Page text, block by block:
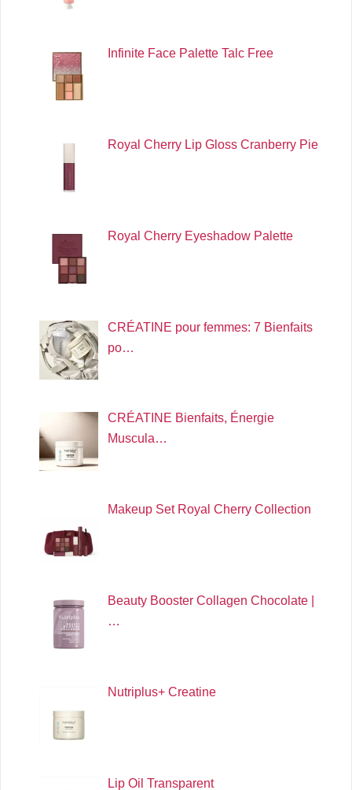
Infinite Face Palette Talc Free
Royal Cherry Lip Gloss Cranberry Pie
Royal Cherry Eyeshadow Palette
CRÉATINE pour femmes: 7 Bienfaits
po…
CRÉATINE Bienfaits, Énergie
Muscula…
Makeup Set Royal Cherry Collection
Beauty Booster Collagen Chocolate |
…
Nutriplus+ Creatine
Lip Oil Transparent